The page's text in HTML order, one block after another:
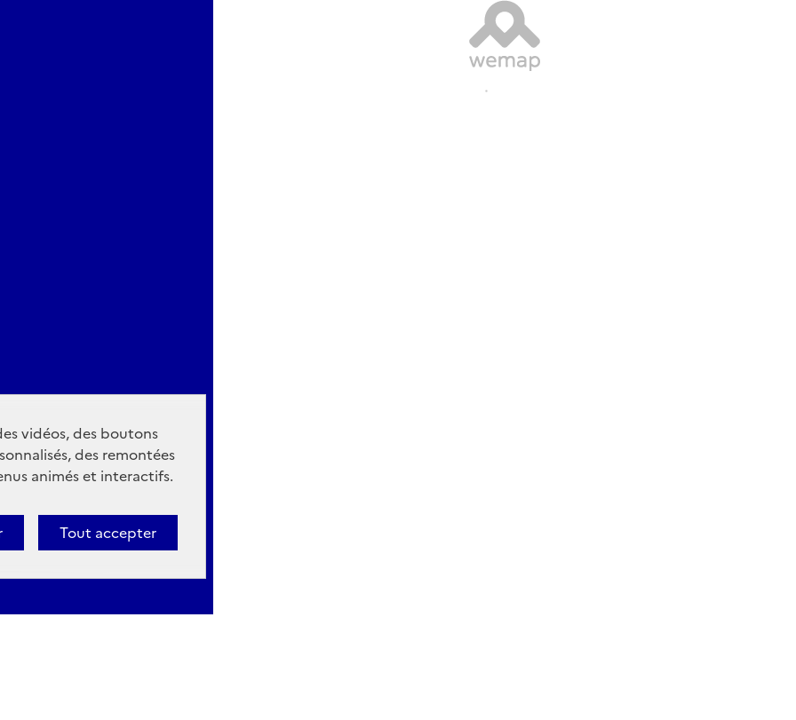
vidéos, des boutons
des remontées
animés et interactifs.
Tout accepter